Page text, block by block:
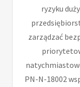
ryzyku
zarządzać
PN-N-18002